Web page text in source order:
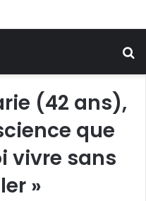
(42 ans),
que
vivre sans
»